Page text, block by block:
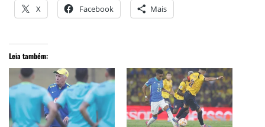
X Facebook Mais
Leia também: